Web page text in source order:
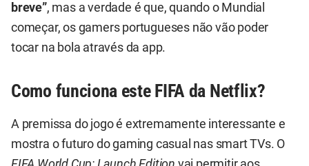
breve”, mas a verdade é que, quando o Mundial
começar, os gamers portugueses não vão poder
tocar na bola através da app.
Como funciona este FIFA da Netflix?
A premissa do jogo é extremamente interessante e
mostra o futuro do gaming casual nas smart TVs. O